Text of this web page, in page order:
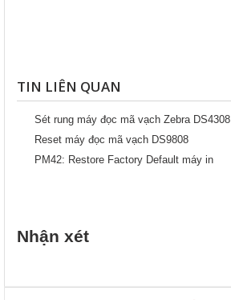
TIN LIÊN QUAN
Sét rung máy đọc mã vạch Zebra DS4308
Reset máy đọc mã vạch DS9808
PM42: Restore Factory Default máy in
Nhận xét